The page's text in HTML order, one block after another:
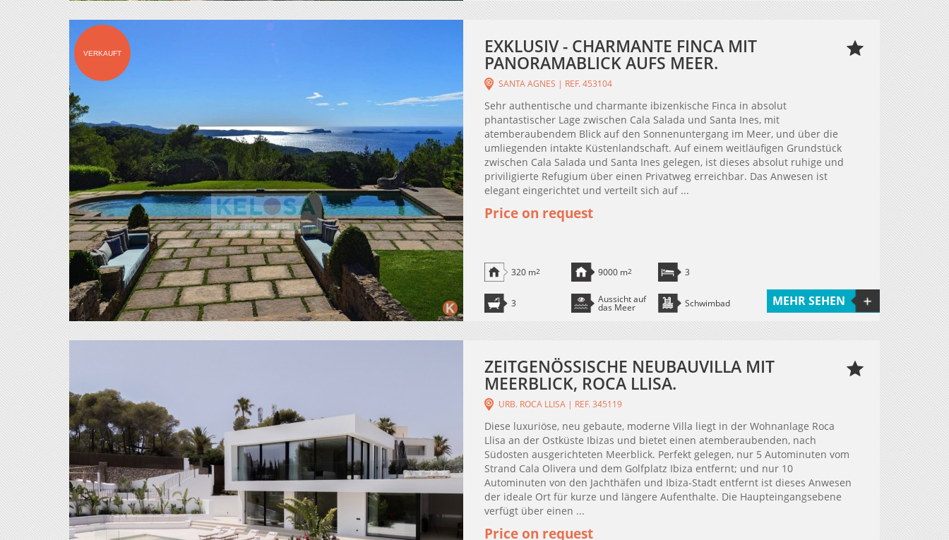
VERKAUFT EXKLUSIV - CHARMANTE FINCA MIT
PANORAMABLICK AUFS MEER.
SANTA AGNES | REF. 453104
Sehr authentische und charmante ibizenkische Finca in absolut
phantastischer Lage zwischen Cala Salada und Santa Ines, mit
atemberaubendem Blick auf den Sonnenuntergang im Meer, und über die
umliegenden intakte Küstenlandschaft. Auf einem weitläufigen Grundstück
zwischen Cala Salada und Santa Ines gelegen, ist dieses absolut ruhige und
priviligierte Refugium über einen Privatweg erreichbar. Das Anwesen ist
elegant eingerichtet und verteilt sich auf ...
Price on request
320 m2 9000 m2 3
3 Aussicht auf
das Meer Schwimbad MEHR SEHEN
ZEITGENÖSSISCHE NEUBAUVILLA MIT
MEERBLICK, ROCA LLISA.
URB. ROCA LLISA | REF. 345119
Diese luxuriöse, neu gebaute, moderne Villa liegt in der Wohnanlage Roca
Llisa an der Ostküste Ibizas und bietet einen atemberaubenden, nach
Südosten ausgerichteten Meerblick. Perfekt gelegen, nur 5 Autominuten vom
Strand Cala Olivera und dem Golfplatz Ibiza entfernt; und nur 10
Autominuten von den Jachthäfen und Ibiza-Stadt entfernt ist dieses Anwesen
der ideale Ort für kurze und längere Aufenthalte. Die Haupteingangsebene
verfügt über einen ...
Price on request